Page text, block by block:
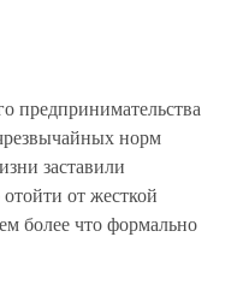
предпринимательства
норм
заставили
от жесткой
более что формально